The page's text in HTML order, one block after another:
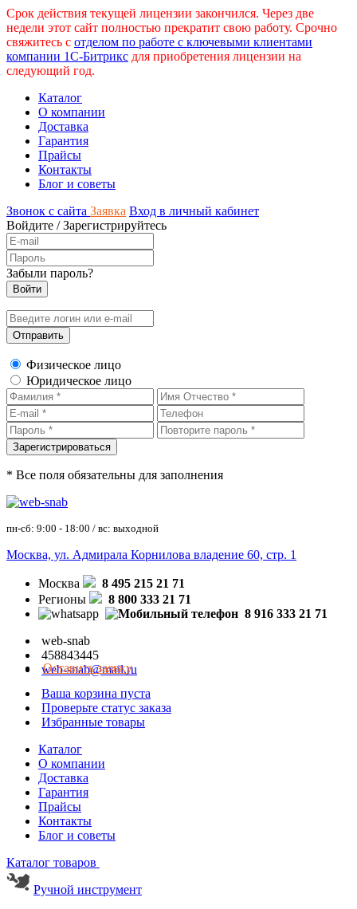
Срок действия текущей лицензии закончился. Через две
недели этот сайт полностью прекратит свою работу. Срочно
свяжитесь с отделом по работе с ключевыми клиентами
компании 1С-Битрикс для приобретения лицензии на
следующий год.
Каталог
О компании
Доставка
Гарантия
Прайсы
Контакты
Блог и советы
Звонок с сайта Заявка Вход в личный кабинет
Войдите /Зарегистрируйтесь
Забыли пароль?
Физическое лицо
Юридическое лицо
* Все поля обязательны для заполнения
пн-сб: 9:00 - 18:00 / вс: выходной
Москва, ул. Адмирала Корнилова владение 60, стр. 1
Москва
8 495 215 21 71
Регионы
8 800 333 21 71
8 916 333 21 71
web-snab
458843445
web-snab@mail.ru
Оставить заявку
Ваша корзина пуста
Проверьте статус заказа
Избранные товары
Каталог
О компании
Доставка
Гарантия
Прайсы
Контакты
Блог и советы
Каталог товаров
Ручной инструмент